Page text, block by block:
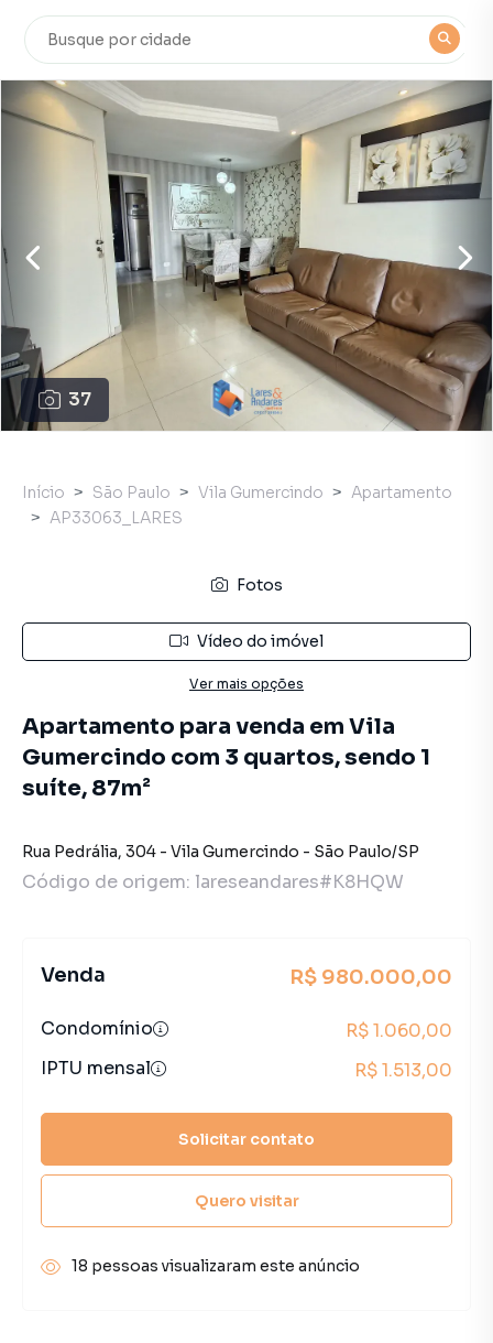
37
Início São Paulo Vila Gumercindo
Apartamento
AP33063_LARES
Fotos
Vídeo do imóvel
Ver mais opções
Apartamento para venda em Vila
Gumercindo com 3 quartos, sendo 1
suíte, 87m²
Rua Pedrália, 304 - Vila Gumercindo - São Paulo/SP
Código de origem: lareseandares#K8HQW
Venda R$ 980.000,00
Condomínio
R$ 1.060,00
IPTU mensal
R$ 1.513,00
Solicitar contato
Quero visitar
18 pessoas visualizaram este anúncio